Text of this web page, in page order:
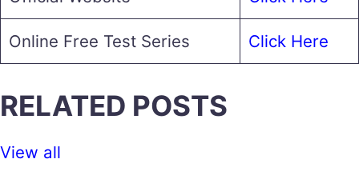
Online Free Test Series Click Here
RELATED POSTS
View all